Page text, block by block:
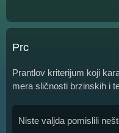
Prc
Prantlov kriterijum koji
mera sličnosti brzinskih i
Niste valjda pomislili